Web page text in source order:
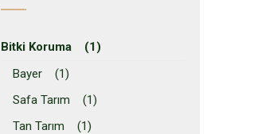
Bitki Koruma (1)
Bayer (1)
Safa Tarım (1)
Tan Tarım (1)